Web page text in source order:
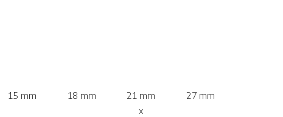
15 mm 18 mm
21 mm
x
27 mm